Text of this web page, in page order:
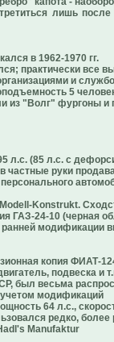
лишь
в 1962-1970 гг.
практически
и
5
из "Волг" фургоны и
л.с. (85 л.с. с
руки
Konstrukt.
ГАЗ-24-10 (черная
модификации
копия ФИАТ-
подвеска и
был весьма
модификаций
64 л.с.,
редко,
Manufaktur